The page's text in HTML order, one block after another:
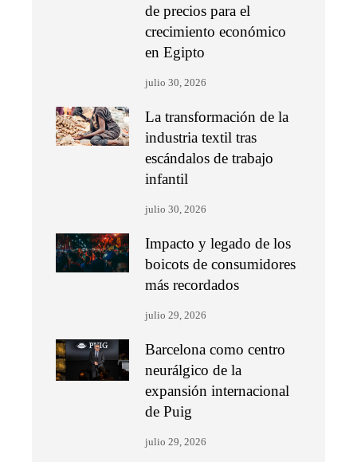
de precios para el
crecimiento económico
en Egipto
julio 30, 2026
La transformación de la
industria textil tras
escándalos de trabajo
infantil
julio 30, 2026
Impacto y legado de los
boicots de consumidores
más recordados
julio 29, 2026
Barcelona como centro
neurálgico de la
expansión internacional
de Puig
julio 29, 2026